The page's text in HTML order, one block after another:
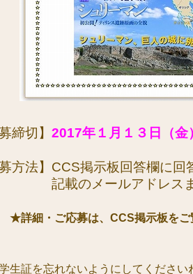
締切】 2017年１月１３日（金
方法】 CCS掲示板回答欄に回
載のメールアドレス
・ご応募は、 CCS掲示板を
生証を忘れないようにしてください